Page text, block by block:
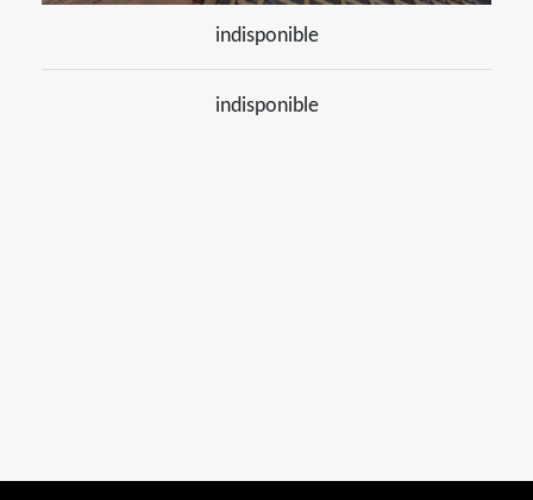
indisponible
indisponible